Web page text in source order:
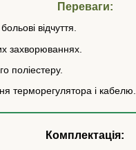
Переваги:
відчуття.
захворюваннях.
поліестеру.
терморегулятора і кабелю.
Комплектація: